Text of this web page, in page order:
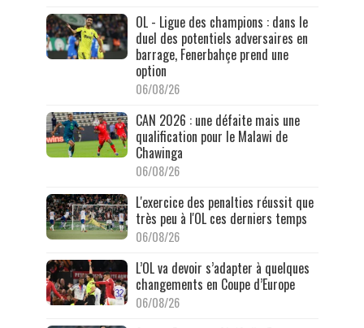
OL - Ligue des champions : dans le
duel des potentiels adversaires en
barrage, Fenerbahçe prend une
option
06/08/26
CAN 2026 : une défaite mais une
qualification pour le Malawi de
Chawinga
06/08/26
L'exercice des penalties réussit que
très peu à l'OL ces derniers temps
06/08/26
L’OL va devoir s’adapter à quelques
changements en Coupe d’Europe
06/08/26